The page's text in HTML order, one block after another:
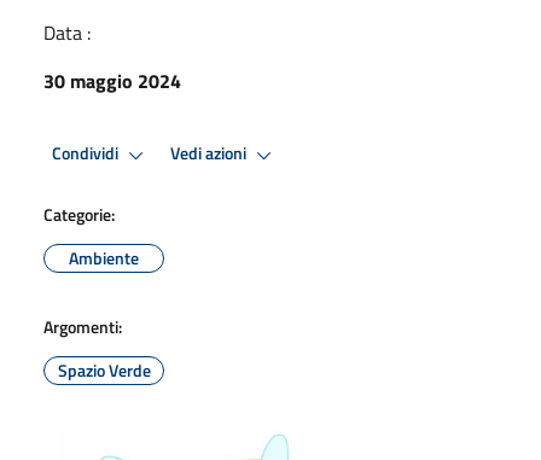
Data :
30 maggio 2024
Condividi Vedi azioni
Categorie:
Ambiente
Argomenti:
Spazio Verde